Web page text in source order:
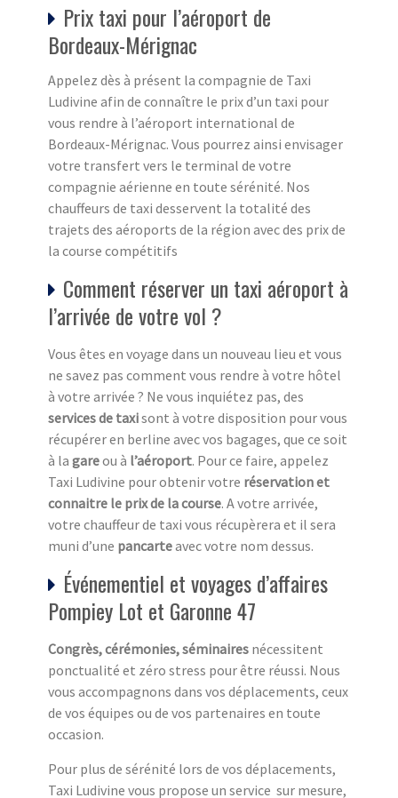
Prix taxi pour l’aéroport de
Bordeaux-Mérignac
Appelez dès à présent la compagnie de Taxi
Ludivine afin de connaître le prix d’un taxi pour
vous rendre à l’aéroport international de
Bordeaux-Mérignac. Vous pourrez ainsi envisager
votre transfert vers le terminal de votre
compagnie aérienne en toute sérénité. Nos
chauffeurs de taxi desservent la totalité des
trajets des aéroports de la région avec des prix de
la course compétitifs
Comment réserver un taxi aéroport à
l’arrivée de votre vol ?
Vous êtes en voyage dans un nouveau lieu et vous
ne savez pas comment vous rendre à votre hôtel
à votre arrivée ? Ne vous inquiétez pas, des
services de taxisont à votre disposition pour vous
récupérer en berline avec vos bagages, que ce soit
à la gareou à l’aéroport. Pour ce faire, appelez
Taxi Ludivine pour obtenir votre réservation et
connaitre le prix de la course. A votre arrivée,
votre chauffeur de taxi vous récupèrera et il sera
muni d’une pancarteavec votre nom dessus.
Événementiel et voyages d’affaires
Pompiey Lot et Garonne 47
Congrès, cérémonies, séminaires nécessitent
ponctualité et zéro stress pour être réussi. Nous
vous accompagnons dans vos déplacements, ceux
de vos équipes ou de vos partenaires en toute
occasion.
Pour plus de sérénité lors de vos déplacements,
Taxi Ludivine vous propose un service sur mesure,